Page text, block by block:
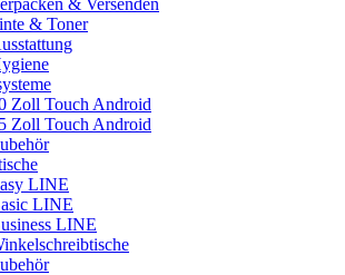
& Toner
Zoll Touch Android
Zoll Touch Android
LINE
LINE
LINE